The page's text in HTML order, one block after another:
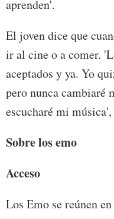
aprenden'.
El joven dice que
ir al cine o a comer.
aceptados y ya. Yo
pero nunca cambiaré
escucharé mi música',
Sobre los emo
Acceso
Los Emo se reúnen en